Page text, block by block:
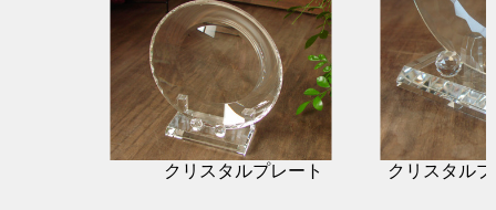
クリスタルプレート
クリスタル